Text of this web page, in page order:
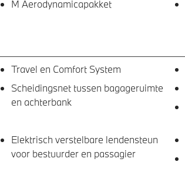
M Aerodynamicapakket
Travel en Comfort System
Scheidingsnet tussen bagageruimte
en achterbank
Elektrisch verstelbare lendensteun
voor bestuurder en passagier